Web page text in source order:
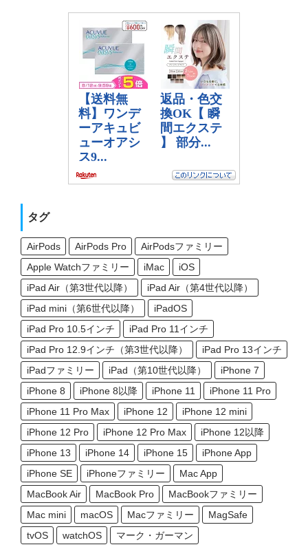
タグ
AirPods AirPods Pro
AirPodsファミリー
Apple Watchファミリー
iMac
iOS
iPad Air（第3世代以降）
iPad Air（第4世代以降）
iPad mini（第6世代以降）
iPadOS
iPad Pro 10.5インチ
iPad Pro 11インチ
iPad Pro 12.9インチ（第3世代以降）
iPad Pro 13インチ
iPadファミリー
iPad（第10世代以降）
iPhone 7
iPhone 8
iPhone 8以降 iPhone 11
iPhone 11 Pro
iPhone 11 Pro Max
iPhone 12
iPhone 12 mini
iPhone 12 Pro
iPhone 12 Pro Max
iPhone 12以降
iPhone 13
iPhone 14 iPhone 15
iPhone App
iPhone SE
iPhoneファミリー
Mac App
MacBook Air
MacBook Pro
MacBookファミリー
Mac mini
macOS Macファミリー
MagSafe
tvOS
watchOS マーク・ガーマン